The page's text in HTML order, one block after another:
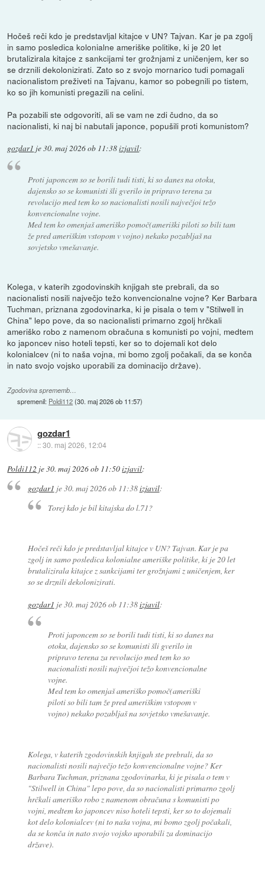
Hočeš reči kdo je predstavljal kitajce v UN? Tajvan. Kar je pa zgolj
in samo posledica kolonialne ameriške politike, ki je 20 let
brutalizirala kitajce z sankcijami ter grožnjami z uničenjem, ker so
se drznili dekolonizirati. Zato so z svojo mornarico tudi pomagali
nacionalistom preživeti na Tajvanu, kamor so pobegnili po tistem,
ko so jih komunisti pregazili na celini.
Pa pozabili ste odgovoriti, ali se vam ne zdi čudno, da so
nacionalisti, ki naj bi nabutali japonce, popušili proti komunistom?
gozdar1 je30. maj 2026 ob 11:38izjavil:
Proti japoncem so se borili tudi tisti, ki so danes na otoku,
dajensko so se komunisti šli gverilo in pripravo terena za
revolucijo med tem ko so nacionalisti nosili največjoi težo
konvencionalne vojne.
Med tem ko omenjaš ameriško pomoč(ameriški piloti so bili tam
že pred ameriškim vstopom v vojno) nekako pozabljaš na
sovjetsko vmešavanje.
Kolega, v katerih zgodovinskih knjigah ste prebrali, da so
nacionalisti nosili največjo težo konvencionalne vojne? Ker Barbara
Tuchman, priznana zgodovinarka, ki je pisala o tem v "Stilwell in
China" lepo pove, da so nacionalisti primarno zgolj hrčkali
ameriško robo z namenom obračuna s komunisti po vojni, medtem
ko japoncev niso hoteli tepsti, ker so to dojemali kot delo
kolonialcev (ni to naša vojna, mi bomo zgolj počakali, da se konča
in nato svojo vojsko uporabili za dominacijo države).
Zgodovina sprememb…
spremenil: Poldi112(30. maj 2026 ob 11:57)
gozdar1
::30. maj 2026, 12:04
Poldi112 je30. maj 2026 ob 11:50izjavil:
gozdar1 je30. maj 2026 ob 11:38izjavil:
Torej kdo je bil kitajska do l.71?
Hočeš reči kdo je predstavljal kitajce v UN? Tajvan. Kar je pa
zgolj in samo posledica kolonialne ameriške politike, ki je 20 let
brutalizirala kitajce z sankcijami ter grožnjami z uničenjem, ker
so se drznili dekolonizirati.
gozdar1 je30. maj 2026 ob 11:38izjavil:
Proti japoncem so se borili tudi tisti, ki so danes na
otoku, dajensko so se komunisti šli gverilo in
pripravo terena za revolucijo med tem ko so
nacionalisti nosili največjoi težo konvencionalne
vojne.
Med tem ko omenjaš ameriško pomoč(ameriški
piloti so bili tam že pred ameriškim vstopom v
vojno) nekako pozabljaš na sovjetsko vmešavanje.
Kolega, v katerih zgodovinskih knjigah ste prebrali, da so
nacionalisti nosili največjo težo konvencionalne vojne? Ker
Barbara Tuchman, priznana zgodovinarka, ki je pisala o tem v
"Stilwell in China" lepo pove, da so nacionalisti primarno zgolj
hrčkali ameriško robo z namenom obračuna s komunisti po
vojni, medtem ko japoncev niso hoteli tepsti, ker so to dojemali
kot delo kolonialcev (ni to naša vojna, mi bomo zgolj počakali,
da se konča in nato svojo vojsko uporabili za dominacijo
države).